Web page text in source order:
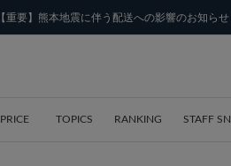
【重要】熊本地震に伴う配送への影響のお知らせ
PRICE TOPICS RANKING STAFF